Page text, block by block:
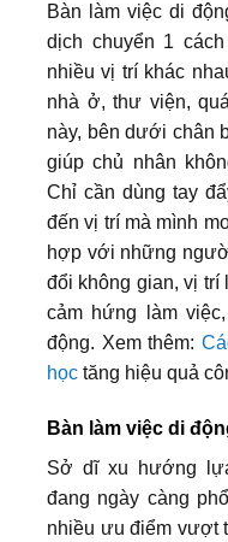
Bàn làm việc di
dịch chuyển 1
nhiều vị trí khác
nhà ở, thư viện,
này, bên dưới chân
giúp chủ nhân
Chỉ cần dùng tay
đến vị trí mà mình
hợp với những
đổi không gian, vị trí
cảm hứng làm
động. Xem thêm:
học tăng hiệu quả
Bàn làm việc di
Sở dĩ xu hướng
đang ngày càng
nhiều ưu điểm vượt